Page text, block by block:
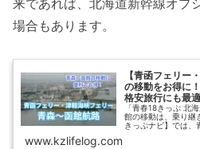
場合もあります。
【青函フェリー
の移動をお得に
格安旅行にも最適
「青春18きっぷ 北
館の移動は、乗り継
きっぷナビ】では、
用を提案します。
峡フェリー」のダ
www.kzlifelog.com